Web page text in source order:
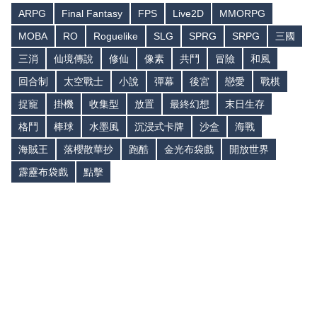
ARPG Final Fantasy FPS Live2D
MMORPG
MOBA
RO Roguelike SLG SPRG SRPG
三國
三消
仙境傳說 修仙 像素 共鬥 冒險
和風
回合制
太空戰士 小說 彈幕 後宮 戀愛
戰棋
捉寵
掛機 收集型 放置 最終幻想
末日生存
格鬥
棒球 水墨風 沉浸式卡牌 沙盒
海戰
海賊王
落櫻散華抄 跑酷 金光布袋戲
開放世界
霹靂布袋戲
點擊